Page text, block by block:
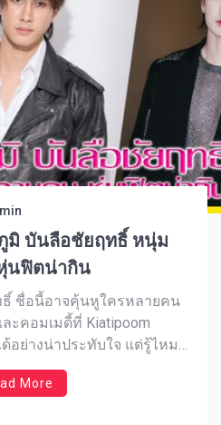
มิ บันลือชัยฤทธิ์ หนุ่ม
นฟิตน่ากิน
ชื่อนี้อาจคุ้นหูใครหลายคน
ะคอมเมดี้ที่ Kiatipoom
ด้อย่างน่าประทับใจ แต่รู้ไหม
งภูมิคือการฝึกฝนและลงมือ
หน้าตาหรือโชคช่วย แต่เป็น
More